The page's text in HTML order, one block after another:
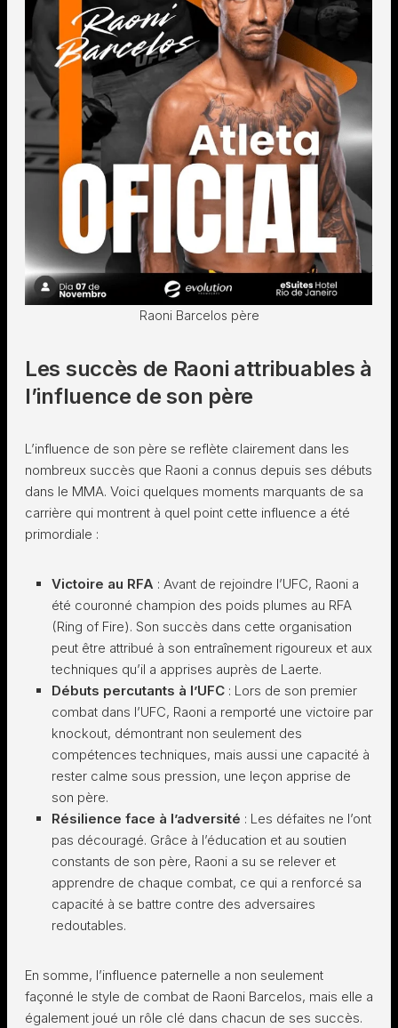
Raoni Barcelos père
Les succès de Raoni attribuables à
l’influence de son père
L’influence de son père se reflète clairement dans les
nombreux succès que Raoni a connus depuis ses débuts
dans le MMA. Voici quelques moments marquants de sa
carrière qui montrent à quel point cette influence a été
primordiale :
Victoire au RFA : Avant de rejoindre l’UFC, Raoni a
été couronné champion des poids plumes au RFA
(Ring of Fire). Son succès dans cette organisation
peut être attribué à son entraînement rigoureux et aux
techniques qu’il a apprises auprès de Laerte.
Débuts percutants à l’UFC : Lors de son premier
combat dans l’UFC, Raoni a remporté une victoire par
knockout, démontrant non seulement des
compétences techniques, mais aussi une capacité à
rester calme sous pression, une leçon apprise de
son père.
Résilience face à l’adversité : Les défaites ne l’ont
pas découragé. Grâce à l’éducation et au soutien
constants de son père, Raoni a su se relever et
apprendre de chaque combat, ce qui a renforcé sa
capacité à se battre contre des adversaires
redoutables.
En somme, l’influence paternelle a non seulement
façonné le style de combat de Raoni Barcelos, mais elle a
également joué un rôle clé dans chacun de ses succès.